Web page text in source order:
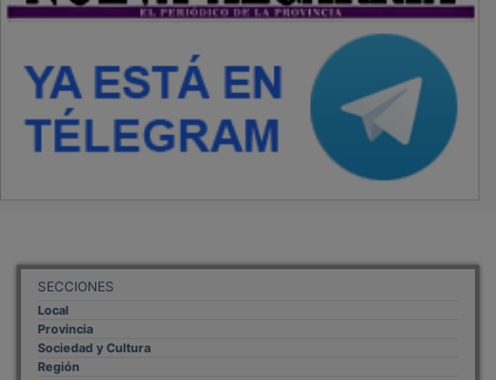
SECCIONES
Local
Provincia
Sociedad y Cultura
Región
Deportes